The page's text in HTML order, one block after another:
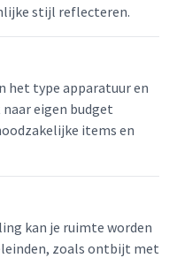
stijl reflecteren.
het type apparatuur en
eigen budget
items en
kan je ruimte worden
zoals ontbijt met